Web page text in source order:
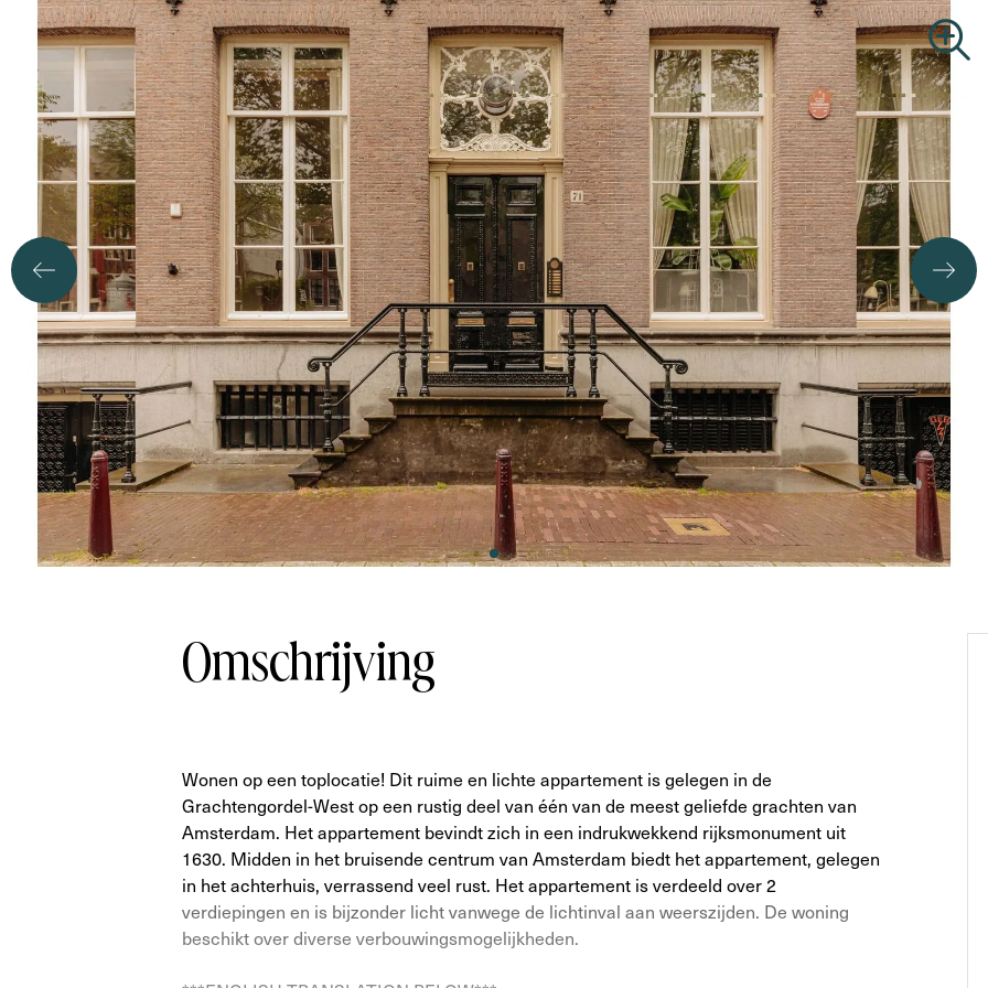
Omschrijving
Wonen op een toplocatie! Dit ruime en lichte appartement is gelegen in de
Grachtengordel-West op een rustig deel van één van de meest geliefde grachten van
Amsterdam. Het appartement bevindt zich in een indrukwekkend rijksmonument uit
1630. Midden in het bruisende centrum van Amsterdam biedt het appartement, gelegen
in het achterhuis, verrassend veel rust. Het appartement is verdeeld over 2
verdiepingen en is bijzonder licht vanwege de lichtinval aan weerszijden. De woning
beschikt over diverse verbouwingsmogelijkheden.
Zoekopdracht